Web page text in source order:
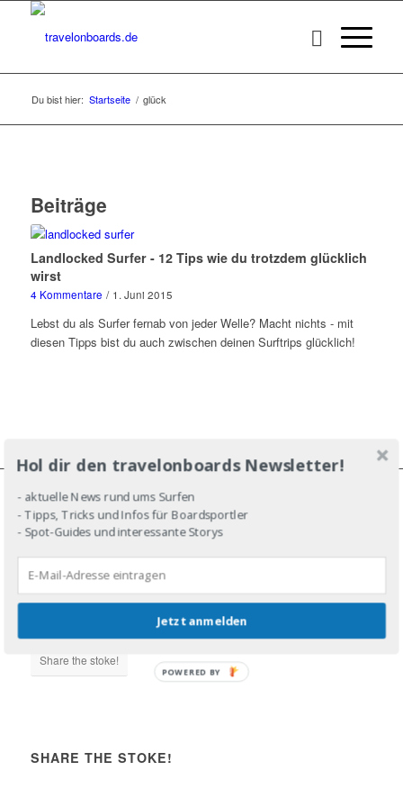
Du bist hier: Startseite / glück
Beiträge
Landlocked Surfer - 12 Tips wie du trotzdem glücklich
wirst
4 Kommentare / 1. Juni 2015
Lebst du als Surfer fernab von jeder Welle? Macht nichts - mit
diesen Tipps bist du auch zwischen deinen Surftrips glücklich!
JOIN THE LINE-UP!
Share the stoke!
SHARE THE STOKE!
Hol dir den travelonboards Newsletter!
- aktuelle News rund ums Surfen
- Tipps, Tricks und Infos für Boardsportler
- Spot-Guides und interessante Storys
Jetzt anmelden
POWERED BY